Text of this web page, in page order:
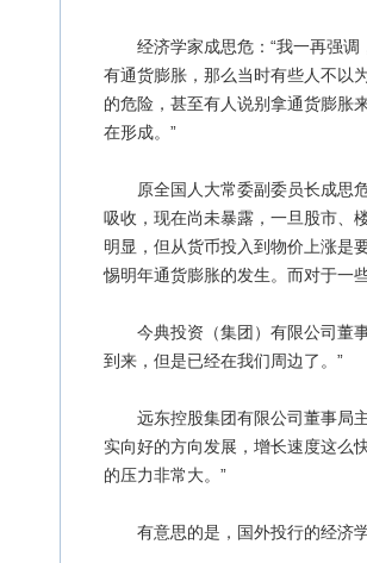
经济学家成思危：“我一再强调
有通货膨胀，那么当时有些人不以
的危险，甚至有人说别拿通货膨胀
在形成。”
原全国人大常委副委员长成思危
吸收，现在尚未暴露，一旦股市、
明显，但从货币投入到物价上涨是
惕明年通货膨胀的发生。而对于一
今典投资（集团）有限公司董事
到来，但是已经在我们周边了。”
远东控股集团有限公司董事局主
实向好的方向发展，增长速度这么
的压力非常大。”
有意思的是，国外投行的经济学